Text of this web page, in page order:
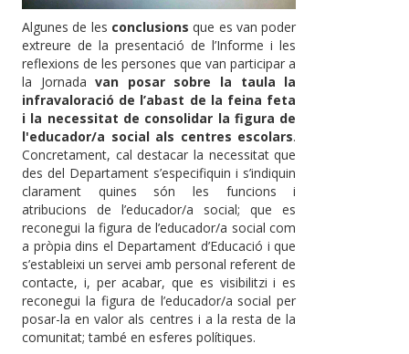
Algunes de les conclusions que es van poder
extreure de la presentació de l’Informe i les
reflexions de les persones que van participar a
la Jornadavan posar sobre la taula la
infravaloració de l’abast de la feina feta
i la necessitat de consolidar la figura de
l'educador/a social als centres escolars.
Concretament, cal destacar la necessitat que
des del Departament s’especifiquin i s’indiquin
clarament quines són les funcions i
atribucions de l’educador/a social; que es
reconegui la figura de l’educador/a social com
a pròpia dins el Departament d’Educació i que
s’estableixi un servei amb personal referent de
contacte, i, per acabar, que es visibilitzi i es
reconegui la figura de l’educador/a social per
posar-la en valor als centres i a la resta de la
comunitat; també en esferes polítiques.